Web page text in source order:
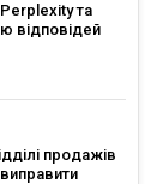
Perplexity та
відповідей
продажів